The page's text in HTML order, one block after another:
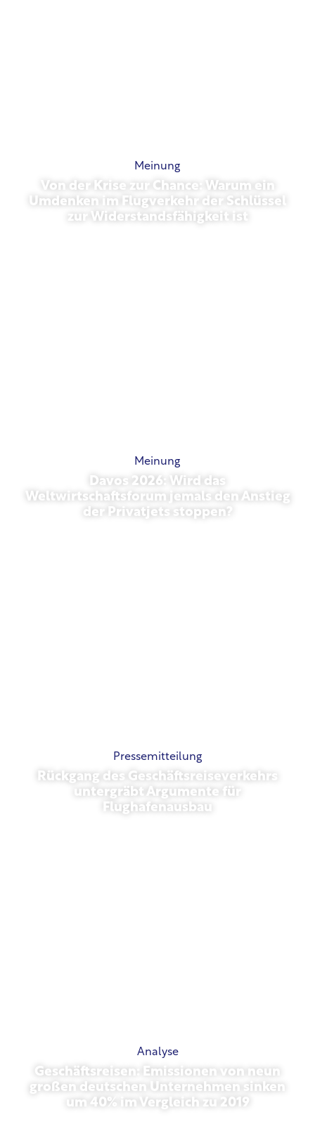
Meinung
Von der Krise zur Chance: Warum ein
Umdenken im Flugverkehr der Schlüssel
zur Widerstandsfähigkeit ist
Meinung
Davos 2026: Wird das
Weltwirtschaftsforum jemals den Anstieg
der Privatjets stoppen?
Pressemitteilung
Rückgang des Geschäftsreiseverkehrs
untergräbt Argumente für
Flughafenausbau
Analyse
Geschäftsreisen: Emissionen von neun
großen deutschen Unternehmen sinken
um 40% im Vergleich zu 2019